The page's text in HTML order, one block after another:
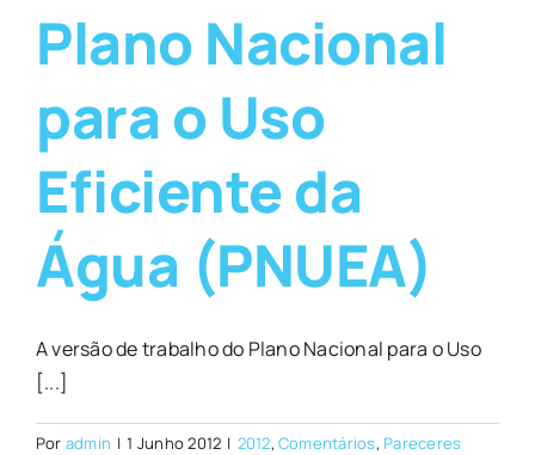
Plano Nacional
para o Uso
Eficiente da
Água (PNUEA)
A versão de trabalho do Plano Nacional para o Uso
[...]
Por admin | 1 Junho 2012 | 2012,Comentários, Pareceres